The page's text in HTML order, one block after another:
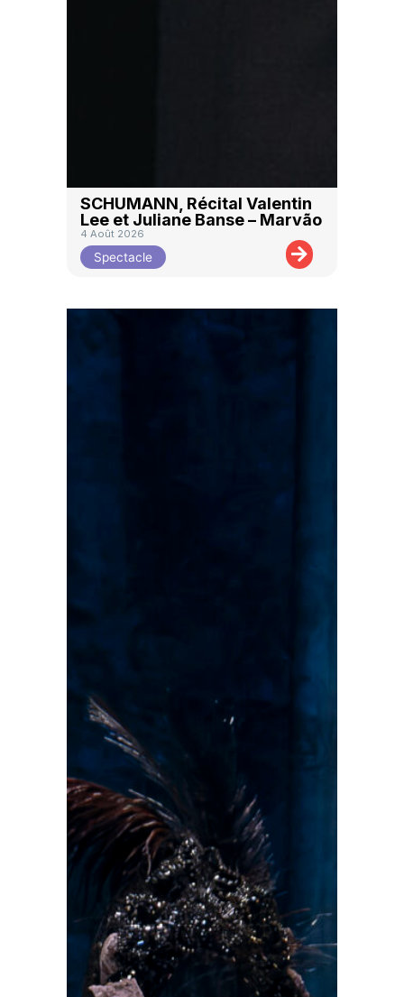
SCHUMANN, Récital Valentin
Lee et Juliane Banse – Marvão
4 Août 2026
Spectacle